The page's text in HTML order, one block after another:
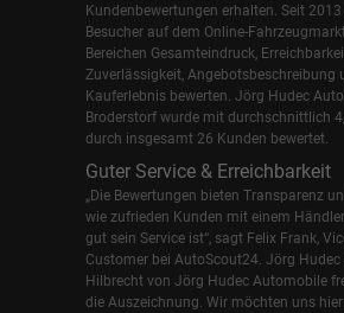
Kundenbewertungen erhalten. Seit
Besucher auf dem Online-
Bereichen Gesamteindruck,
Zuverlässigkeit, Angebotsbeschreibung
Kauferlebnis bewerten. Jörg Hudec
Broderstorf wurde mit durchschnittlich
durch insgesamt 26 Kunden bewertet.
Guter Service & Erreichbarkeit
„Die Bewertungen bieten Transparenz
wie zufrieden Kunden mit einem
gut sein Service ist“, sagt Felix Frank,
Customer bei AutoScout24. Jörg Hudec
Hilbrecht von Jörg Hudec Automobile
die Auszeichnung. Wir möchten uns